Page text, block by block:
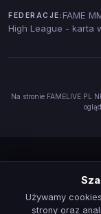
FEDERACJE: FAME
High League - karta
Na stronie FAMELIVE.PL
Używamy
strony oraz